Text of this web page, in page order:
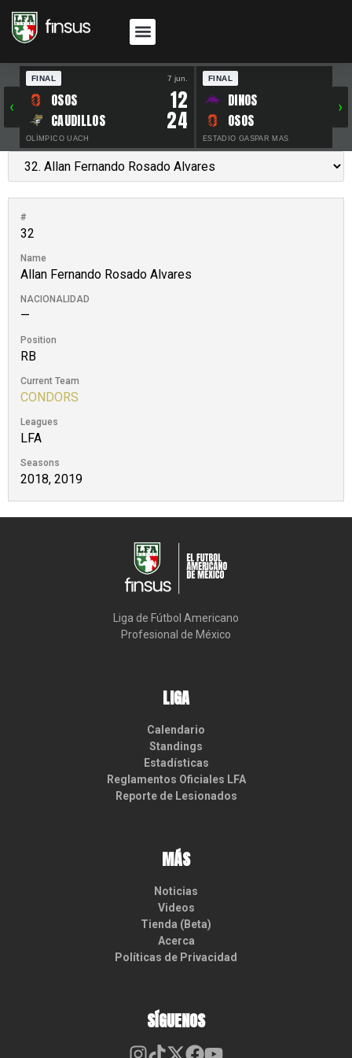
‹
FINAL 7 jun.
OSOS 12
CAUDILLOS 24
OLÍMPICO UACH
FINAL
DINOS
OSOS
ESTADIO GASPAR MAS
›
#
32
Name
Allan Fernando Rosado Alvares
NACIONALIDAD
—
Position
RB
Current Team
CONDORS
Leagues
LFA
Seasons
2018, 2019
Liga de Fútbol Americano
Profesional de México
LIGA
Calendario
Standings
Estadísticas
Reglamentos Oficiales LFA
Reporte de Lesionados
MÁS
Noticias
Videos
Tienda (Beta)
Acerca
Políticas de Privacidad
SÍGUENOS